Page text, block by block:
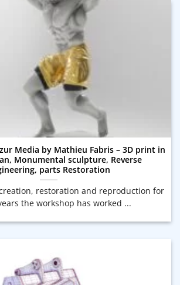
Media by Mathieu Fabris – 3D print in
Monumental sculpture, Reverse
parts Restoration
restoration and reproduction for
the workshop has worked ...